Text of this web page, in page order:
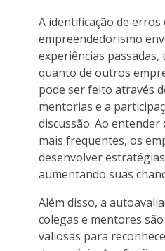
A identificação de erros
empreendedorismo
experiências
quanto de outros
pode ser feito através
mentorias e a
discussão. Ao
mais frequentes, os
desenvolver
aumentando suas
Além disso, a
colegas e mentores
valiosas para